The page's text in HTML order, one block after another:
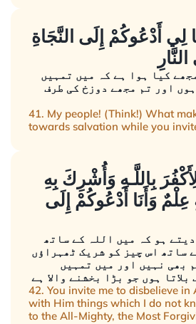
لِي أَدْعُوكُمْ إِلَى النَّجَاةِ
کیا ہوا ہے کہ میں تمہیں
ہوں اور تم مجھے دوزخ کی طرف
41. My people! (Think!) What
towards salvation while you
بِاللَّـهِ وَأُشْرِكَ بِهِ
وَأَنَا أَدْعُوكُمْ إِلَى
ہو کہ میں اللہ کے ساتھ
ساتھ اس چیز کو شریک ٹھہراؤں
بھی نہیں اور میں تمہیں
ہوں جو بڑا بخشنے والا ہے
42. You invite me to disbelieve in
with Him things which I do not
to the All-Mighty, the Most